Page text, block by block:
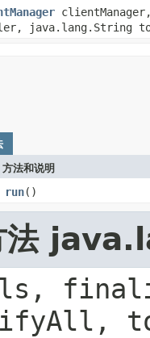
java.lang.String
方法和说明
run()
法